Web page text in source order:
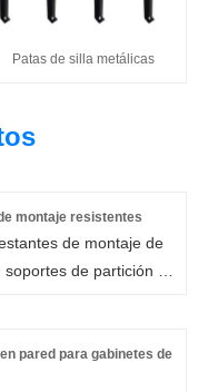
Patas de silla metálicas
montaje resistentes
de montaje de
de partición de
en la pared.
de la estantería
pared para gabinetes de